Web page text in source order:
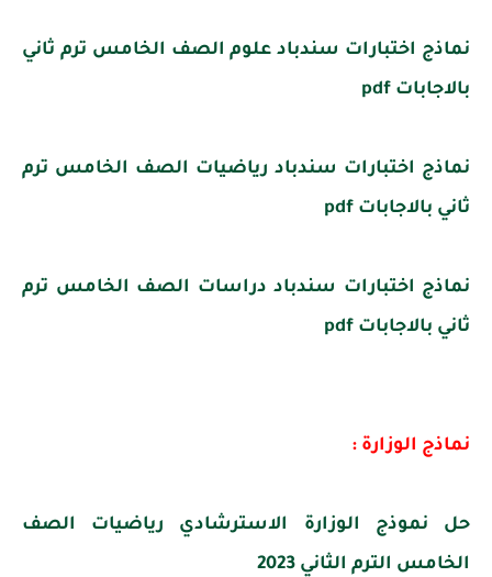
نماذج اختبارات سندباد علوم الصف الخامس ترم ثاني
بالاجابات pdf
نماذج اختبارات سندباد رياضيات الصف الخامس ترم
ثاني بالاجابات pdf
نماذج اختبارات سندباد دراسات الصف الخامس ترم
ثاني بالاجابات pdf
نماذج الوزارة :
حل نموذج الوزارة الاسترشادي رياضيات الصف
الخامس الترم الثاني 2023